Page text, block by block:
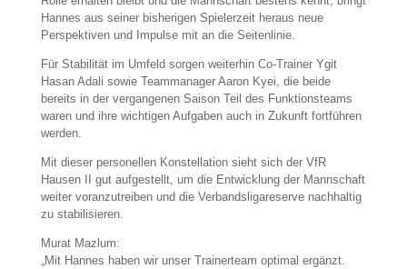
Hannes aus seiner bisherigen Spielerzeit heraus neue
Perspektiven und Impulse mit an die Seitenlinie.
Für Stabilität im Umfeld sorgen weiterhin Co-Trainer Ygit
Hasan Adali sowie Teammanager Aaron Kyei, die beide
bereits in der vergangenen Saison Teil des Funktionsteams
waren und ihre wichtigen Aufgaben auch in Zukunft fortführen
werden.
Mit dieser personellen Konstellation sieht sich der VfR
Hausen II gut aufgestellt, um die Entwicklung der Mannschaft
weiter voranzutreiben und die Verbandsligareserve nachhaltig
zu stabilisieren.
Murat Mazlum:
„Mit Hannes haben wir unser Trainerteam optimal ergänzt.